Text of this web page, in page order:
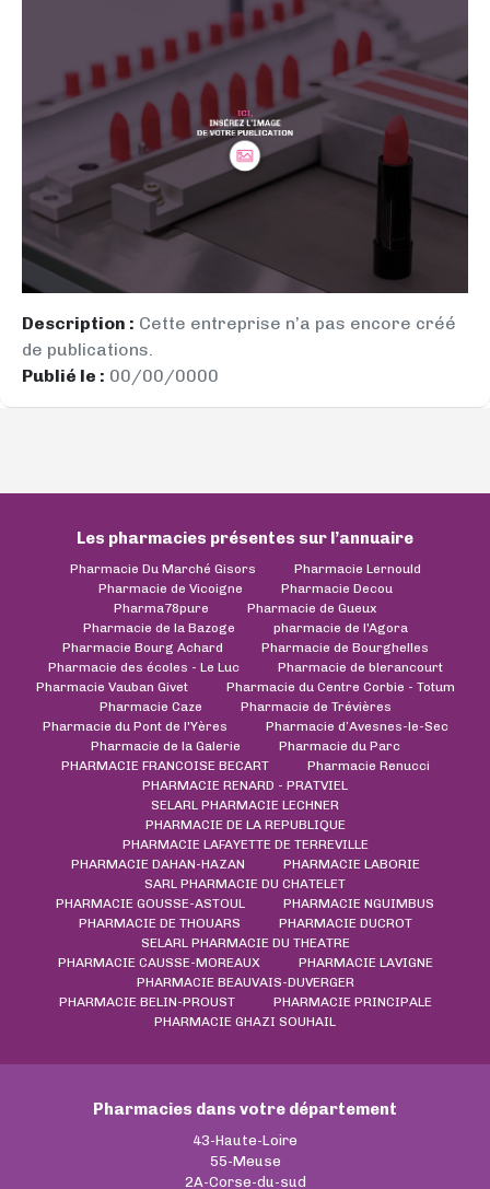
Description : Cette entreprise n’a pas encore créé
de publications.
Publié le : 00/00/0000
Les pharmacies présentes sur l’annuaire
Pharmacie Du Marché Gisors
Pharmacie Lernould
Pharmacie de Vicoigne
Pharmacie Decou
Pharma78pure
Pharmacie de Gueux
Pharmacie de la Bazoge
pharmacie de l'Agora
Pharmacie Bourg Achard
Pharmacie de Bourghelles
Pharmacie des écoles - Le Luc
Pharmacie de blerancourt
Pharmacie Vauban Givet
Pharmacie du Centre Corbie - Totum
Pharmacie Caze
Pharmacie de Trévières
Pharmacie du Pont de l'Yères
Pharmacie d’Avesnes-le-Sec
Pharmacie de la Galerie
Pharmacie du Parc
PHARMACIE FRANCOISE BECART
Pharmacie Renucci
PHARMACIE RENARD - PRATVIEL
SELARL PHARMACIE LECHNER
PHARMACIE DE LA REPUBLIQUE
PHARMACIE LAFAYETTE DE TERREVILLE
PHARMACIE DAHAN-HAZAN
PHARMACIE LABORIE
SARL PHARMACIE DU CHATELET
PHARMACIE GOUSSE-ASTOUL
PHARMACIE NGUIMBUS
PHARMACIE DE THOUARS
PHARMACIE DUCROT
SELARL PHARMACIE DU THEATRE
PHARMACIE CAUSSE-MOREAUX
PHARMACIE LAVIGNE
PHARMACIE BEAUVAIS-DUVERGER
PHARMACIE BELIN-PROUST
PHARMACIE PRINCIPALE
PHARMACIE GHAZI SOUHAIL
Pharmacies dans votre département
43-Haute-Loire
55-Meuse
2A-Corse-du-sud